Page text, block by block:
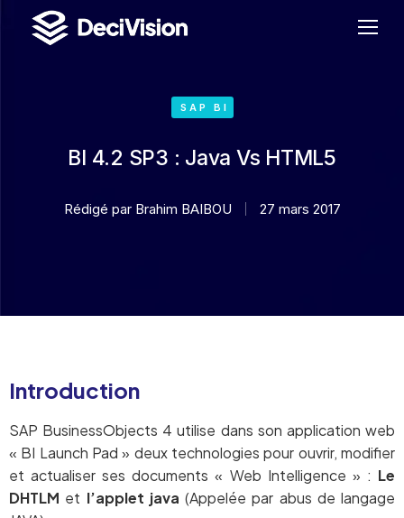
SAP BI
BI 4.2 SP3 : Java Vs HTML5
Rédigé parBrahim BAIBOU 27 mars 2017
Introduction
SAP BusinessObjects 4 utilise dans son application web
« BI Launch Pad » deux technologies pour ouvrir, modifier
et actualiser ses documents « Web Intelligence » : Le
DHTLM et l’applet java (Appelée par abus de langage